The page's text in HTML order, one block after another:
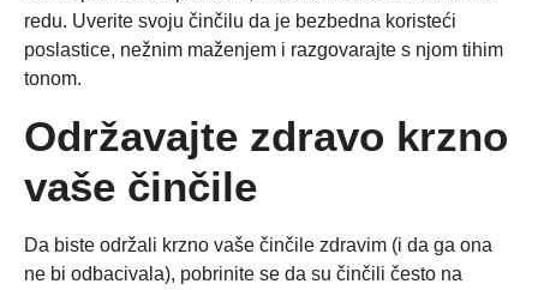
redu. Uverite svoju činčilu da je bezbedna koristeći
poslastice, nežnim maženjem i razgovarajte s njom tihim
tonom.
Održavajte zdravo krzno
vaše činčile
Da biste održali krzno vaše činčile zdravim (i da ga ona
ne bi odbacivala), pobrinite se da su činčili često na